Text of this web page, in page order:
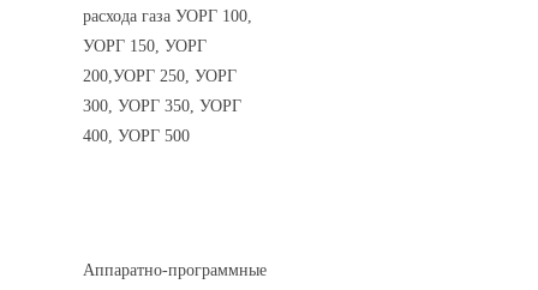
расхода газа УОРГ 100,
УОРГ 150, УОРГ
200,УОРГ 250, УОРГ
300, УОРГ 350, УОРГ
400, УОРГ 500
Аппаратно-программные